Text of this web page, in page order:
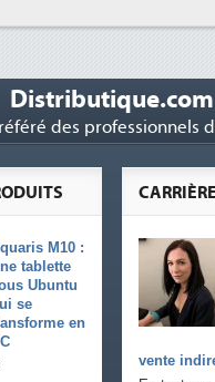
Distributique.com
des professionnels
vente
M10 :
tablette
Ubuntu
se
en